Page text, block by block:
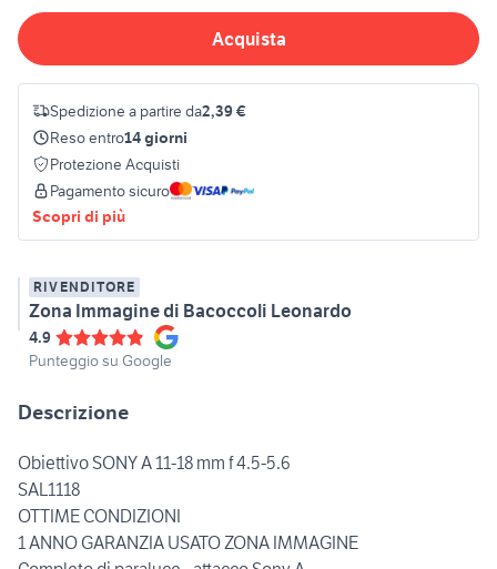
Acquista
Spedizione a partire da2,39 €
Reso entro14 giorni
Protezione Acquisti
Pagamento sicuro
Scopri di più
RIVENDITORE
Zona Immagine di Bacoccoli Leonardo
4.9
Punteggio su Google
Descrizione
Obiettivo SONY A 11-18 mm f 4.5-5.6
SAL1118
OTTIME CONDIZIONI
1 ANNO GARANZIA USATO ZONA IMMAGINE